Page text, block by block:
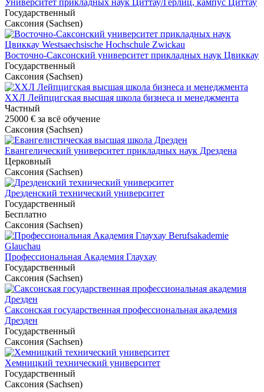
Университет прикладных наук Циттау/Герлиц, кампус Циттау
Государственный
Саксония (Sachsen)
Восточно-Саксонский университет прикладных наук Цвиккау
Государственный
Саксония (Sachsen)
ХХЛ Лейпцигская высшая школа бизнеса и менеджмента
Частный
25000 € за всё обучение
Саксония (Sachsen)
Евангелический университет прикладных наук Дрездена
Церковный
Саксония (Sachsen)
Дрезденский технический университет
Государственный
Бесплатно
Саксония (Sachsen)
Профессиональная Академия Глаухау
Государственный
Саксония (Sachsen)
Саксонская государственная профессиональная академия
Дрезден
Государственный
Саксония (Sachsen)
Хемницкий технический университет
Государственный
Саксония (Sachsen)